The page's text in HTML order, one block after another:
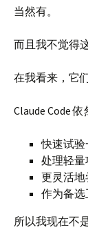
当然有。
而且我不觉得
在我看来，它
Claude Code 依
快速试
处理轻量
更灵活
作为备
所以我现在不